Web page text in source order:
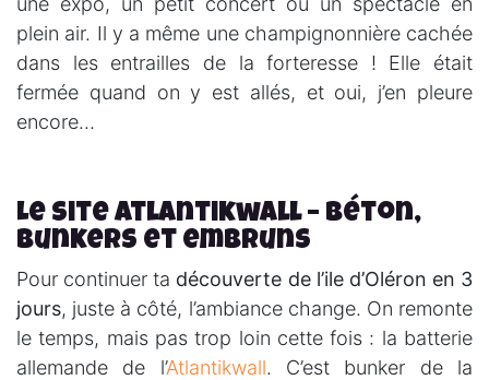
plein air. Il y a même une champignonnière cachée
dans les entrailles de la forteresse ! Elle était
fermée quand on y est allés, et oui, j’en pleure
encore…
Le site Atlantikwall – béton,
bunkers et embruns
Pour continuer ta découverte de l’ile d’Oléron en 3
jours, juste à côté, l’ambiance change. On remonte
le temps, mais pas trop loin cette fois : la batterie
allemande de l’Atlantikwall. C’est bunker de la